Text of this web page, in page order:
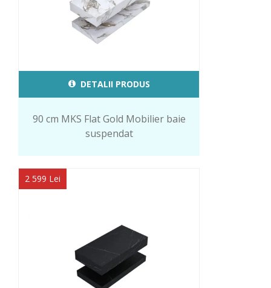
DETALII PRODUS
90 cm MKS Flat Gold Mobilier baie
suspendat
2 599 Lei